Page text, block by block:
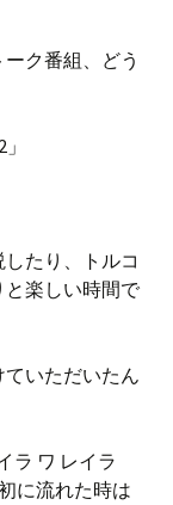
ク番組、どう
たり、トルコ
楽しい時間で
いただいたん
ラ ワ レイラ
に流れた時は